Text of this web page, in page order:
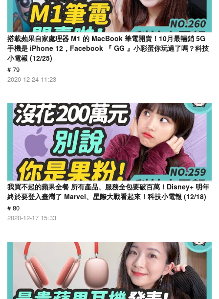
搭載蘋果自家處理器 M1 的 MacBook 筆電開賣！10月最暢銷 5G
手機是 iPhone 12，Facebook 『 GG 』小彩蛋你玩過了嗎？科技
小電報 (12/25)
# 79
2020-12-24 11:23
我買不起的蘋果全餐 所有產品、服務全包要破百萬！Disney+ 明年
終於要登入臺灣了 Marvel、星際大戰看起來！科技小電報 (12/18)
# 80
2020-12-17 15:33